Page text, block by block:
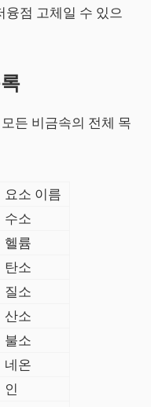
융점 고체일 수 있으
든 비금속의 전체 목
요소 이름
수소
헬륨
탄소
질소
산소
불소
네온
인